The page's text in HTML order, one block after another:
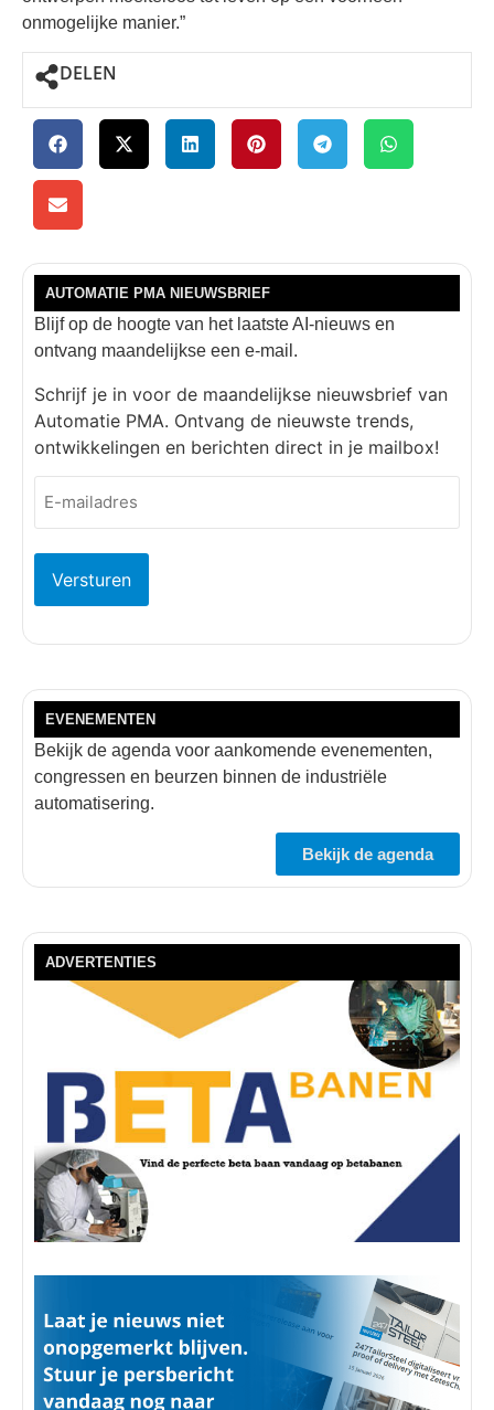
onmogelijke manier.”
DELEN
AUTOMATIE PMA NIEUWSBRIEF
Blijf op de hoogte van het laatste AI-nieuws en
ontvang maandelijkse een e-mail.
Schrijf je in voor de maandelijkse nieuwsbrief van
Automatie PMA. Ontvang de nieuwste trends,
ontwikkelingen en berichten direct in je mailbox!
E-
mailadres
EVENEMENTEN
Bekijk de agenda voor aankomende evenementen,
congressen en beurzen binnen de industriële
automatisering.
Bekijk de agenda
ADVERTENTIES